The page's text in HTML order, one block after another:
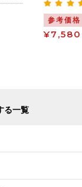
参考価格
¥7,580
る一覧